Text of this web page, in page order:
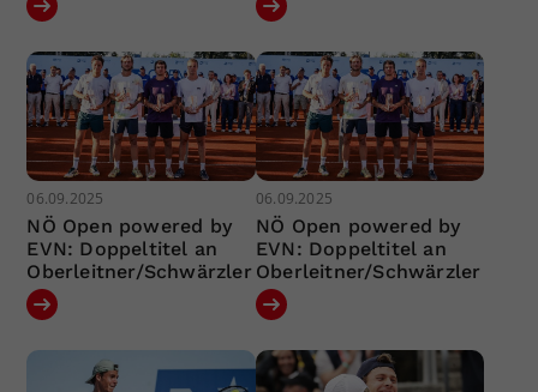
06.09.2025
NÖ Open powered by
EVN: Doppeltitel an
Oberleitner/Schwärzler
06.09.2025
NÖ Open powered by
EVN: Doppeltitel an
Oberleitner/Schwärzler